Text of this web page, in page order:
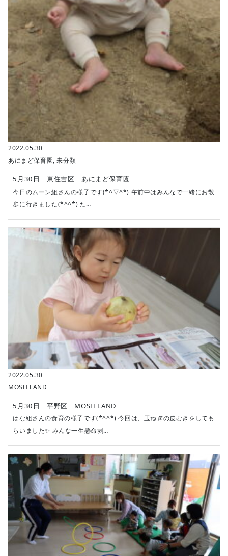
2022.05.30
あにまど保育園,未分類
5月30日 東住吉区 あにまど保育園
今日のムーン組さんの様子です(*^▽^*) 午前中はみんなで一緒にお散
歩に行きました(*^^*) た…
2022.05.30
MOSH LAND
5月30日 平野区 MOSH LAND
はな組さんの食育の様子です(*^^*) 今回は、玉ねぎの皮むきをしても
らいました✨ みんな一生懸命剥…